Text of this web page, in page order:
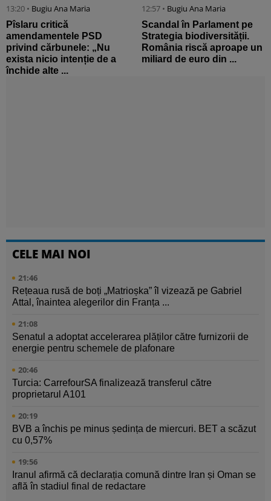
13:20 • Bugiu ⁠Ana Maria
Pîslaru critică
amendamentele PSD
privind cărbunele: „Nu
exista nicio intenție de a
închide alte ...
12:57 • Bugiu ⁠Ana Maria
Scandal în Parlament pe
Strategia biodiversității.
România riscă aproape un
miliard de euro din ...
CELE MAI NOI
21:46
Rețeaua rusă de boți „Matrioșka” îl vizează pe Gabriel
Attal, înaintea alegerilor din Franța ...
21:08
Senatul a adoptat accelerarea plăților către furnizorii de
energie pentru schemele de plafonare
20:46
Turcia: CarrefourSA finalizează transferul către
proprietarul A101
20:19
BVB a închis pe minus ședința de miercuri. BET a scăzut
cu 0,57%
19:56
Iranul afirmă că declarația comună dintre Iran și Oman se
află în stadiul final de redactare